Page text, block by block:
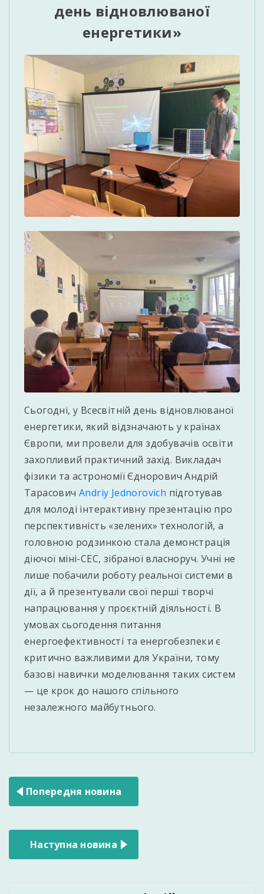
день відновлюваної
енергетики»
Сьогодні, у Всесвітній день відновлюваної
енергетики, який відзначають у країнах
Європи, ми провели для здобувачів освіти
захопливий практичний захід. Викладач
фізики та астрономії Єднорович Андрій
ТарасовичAndriy Jednorovich підготував
для молоді інтерактивну презентацію про
перспективність «зелених» технологій, а
головною родзинкою стала демонстрація
діючої міні-СЕС, зібраної власноруч. Учні не
лише побачили роботу реальної системи в
дії, а й презентували свої перші творчі
напрацювання у проєктній діяльності. В
умовах сьогодення питання
енергоефективності та енергобезпеки є
критично важливими для України, тому
базові навички моделювання таких систем
— це крок до нашого спільного
незалежного майбутнього.
Навігація
записів
Попередня новина
Наступна новина